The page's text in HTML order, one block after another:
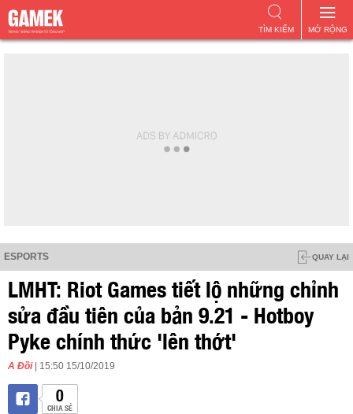
MỞ RỘNG
TÌM KIẾM
ESPORTS QUAY LẠI
LMHT: Riot Games tiết lộ những chỉnh
sửa đầu tiên của bản 9.21 - Hotboy
Pyke chính thức 'lên thớt'
A Đồi | 15:50 15/10/2019
0
CHIA SẺ